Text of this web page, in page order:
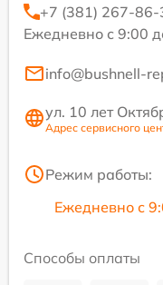
+7 (381) 267-86-
Ежедневно с 9:00
info@bushnell-
ул. 10 лет
Адрес сервисного
Режим работы:
Ежедневно с
Способы оплаты